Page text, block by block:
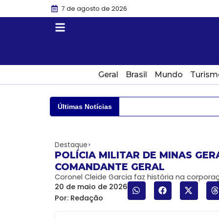
7 de agosto de 2026
Geral Brasil Mundo
Últimas Notícias
Destaque
POLÍCIA MILITAR DE MINAS
COMANDANTE GERAL
Coronel Cleide Garcia faz história na
20 de maio de 2026
Por: Redação